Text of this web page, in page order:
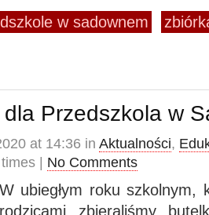
w sadownem
Przedszkola w
at 14:36 in Aktualności,
| No Comments
W ubiegłym roku szkolnym,
rodzicami zbieraliśmy